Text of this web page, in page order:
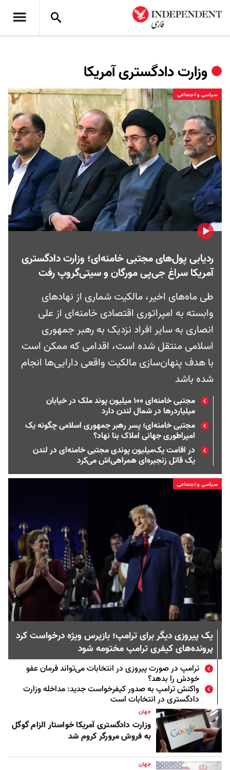
وزارت دادگستری آمریکا
سیاسی و اجتماعی
ردیابی پول‌های مجتبی خامنه‌ای؛ وزارت دادگستری
آمریکا سراغ جی‌پی مورگان و سیتی‌گروپ رفت
طی ماه‌های اخیر، مالکیت شماری از نهادهای
وابسته به امپراتوری اقتصادی خامنه‌ای از علی
انصاری به سایر افراد نزدیک به رهبر جمهوری
اسلامی منتقل شده است، اقدامی که ممکن است
با هدف پنهان‌سازی مالکیت واقعی دارایی‌ها انجام
شده باشد
مجتبی خامنه‌ای ۱۰۰ میلیون پوند ملک در خیابان
میلیاردرها در شمال لندن دارد
مجتبی خامنه‌ای؛ پسر رهبر جمهوری اسلامی چگونه یک
امپراطوری جهانی املاک بنا نهاد؟
در اقامت یک‌میلیون پوندی مجتبی خامنه‌ای در لندن
یک قاتل زنجیره‌ای همراهی‌اش می‌کرد
سیاسی و اجتماعی
یک پیروزی دیگر برای ترامپ؛ بازپرس ویژه درخواست کرد
پرونده‌های کیفری ترامپ مختومه شود
ترامپ در صورت پیروزی در انتخابات می‌تواند فرمان عفو
خودش را بدهد؟
واکنش ترامپ به صدور کیفرخواست جدید: مداخله وزارت
دادگستری در انتخابات است
جهان
وزارت دادگستری آمریکا خواستار الزام گوگل
به فروش مرورگر کروم شد
جهان